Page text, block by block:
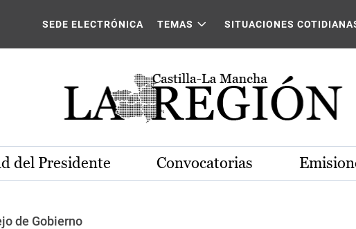
SEDE ELECTRÓNICA TEMAS SITUACIONES
del Presidente Convocatorias
de Gobierno